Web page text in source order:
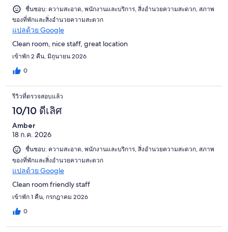
ชื่นชอบ: ความสะอาด, พนักงานและบริการ, สิ่งอำนวยความสะดวก, สภาพ
ของที่พักและสิ่งอำนวยความสะดวก
แปลด้วย Google
Clean room, nice staff, great location
เข้าพัก 2 คืน, มิถุนายน 2026
0
รีวิวที่ตรวจสอบแล้ว
10/10 ดีเลิศ
Amber
18 ก.ค. 2026
ชื่นชอบ: ความสะอาด, พนักงานและบริการ, สิ่งอำนวยความสะดวก, สภาพ
ของที่พักและสิ่งอำนวยความสะดวก
แปลด้วย Google
Clean room friendly staff
เข้าพัก 1 คืน, กรกฎาคม 2026
0